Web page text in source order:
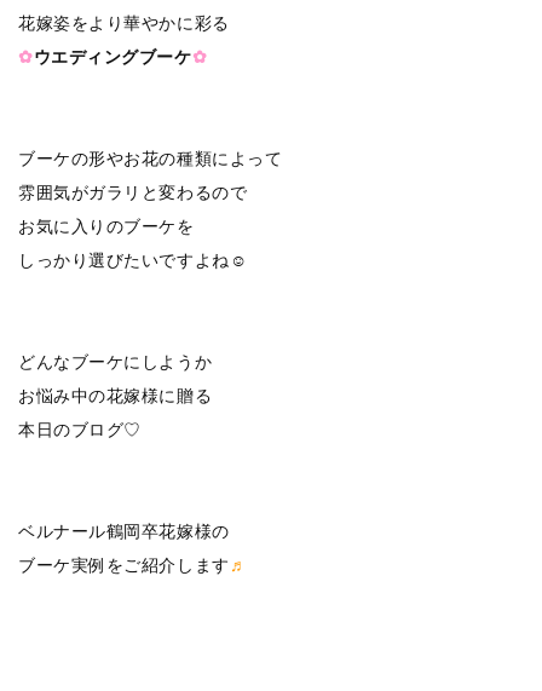
花嫁姿をより華やかに彩る
✿ウエディングブーケ✿
ブーケの形やお花の種類によって
雰囲気がガラリと変わるので
お気に入りのブーケを
しっかり選びたいですよね☺
どんなブーケにしようか
お悩み中の花嫁様に贈る
本日のブログ♡
ベルナール鶴岡卒花嫁様の
ブーケ実例をご紹介します ♬